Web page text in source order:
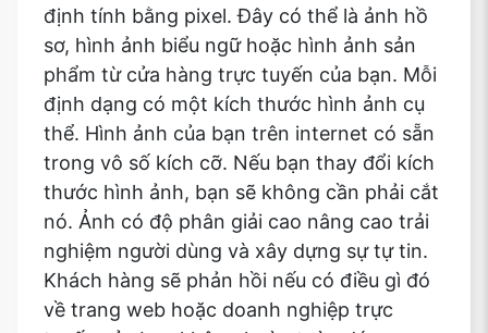
định tính bằng pixel. Đây có thể là ảnh hồ
sơ, hình ảnh biểu ngữ hoặc hình ảnh sản
phẩm từ cửa hàng trực tuyến của bạn. Mỗi
định dạng có một kích thước hình ảnh cụ
thể. Hình ảnh của bạn trên internet có sẵn
trong vô số kích cỡ. Nếu bạn thay đổi kích
thước hình ảnh, bạn sẽ không cần phải cắt
nó. Ảnh có độ phân giải cao nâng cao trải
nghiệm người dùng và xây dựng sự tự tin.
Khách hàng sẽ phản hồi nếu có điều gì đó
về trang web hoặc doanh nghiệp trực